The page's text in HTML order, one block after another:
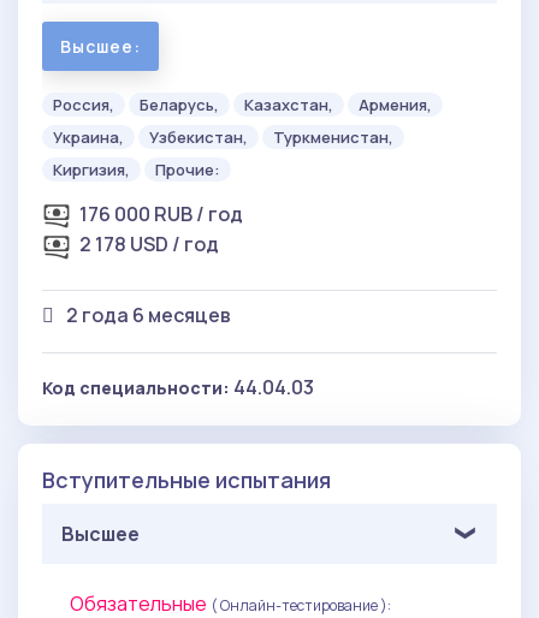
Высшее:
Россия, Беларусь, Казахстан,
Армения,
Украина,
Узбекистан,
Туркменистан,
Киргизия,
Прочие:
176 000 RUB / год
2 178 USD / год
2 года 6 месяцев
Код специальности: 44.04.03
Вступительные испытания
Высшее
Обязательные ( Онлайн-тестирование ):